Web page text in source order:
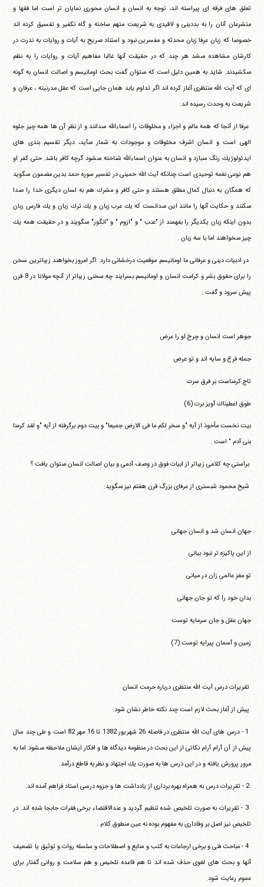
تعلق هاى فرقه اى پيراسته اند، توجه به انسان و انسان‏ ‏محورى نمايان تر است اما فقها و
متشرعان آنان را به بددينى و لاقيدى به‏ ‏شريعت متهم ساخته و گاه تكفير و تفسيق كرده اند
خصوصا كه زبان‏ ‏عرفا زبان محدثه و مفسرين نبود و استناد صريح به آيات و روايات به‏ ‏ندرت در
كارشان مشاهده مى‎شد هر چند كه در حقيقت آنها غالبا‏ ‏مفاهيم آيات و روايات را به نظم
مى‎كشيدند. شايد به همين دليل است‏ ‏كه مى‎توان گفت بحث اومانيسم و اصالت انسان به گونه
اى كه آيت الله‏ ‏منتظرى آغاز كرده اند اگر تداوم يابد همان جايى است كه عقل مدرنيته ،‏ ‏عرفان و
شريعت به وحدت رسيده اند.
‏ ‏عرفا از آنجا كه همه عالم و اجزاء و مخلوقات را اسماءالله مى‎دانند و‏ ‏از نظر آن ها همه چيز جلوه
الهى است و انسان اشرف مخلوقات و‏ ‏موجودات به شمار مى‎آيد، ديگر تقسيم بندى هاى
ايدئولوژيك رنگ‏ ‏مى‎بازد و انسان به عنوان اسماءالله شناخته مى‎شود گرچه كافر باشد.‏ ‏حتى كفر او
هم نوعى نغمه توحيدى است چنانكه آيت الله خمينى در‏ ‏تفسير سوره حمد بدين مضمون مى‎گويد
كه همگان به دنبال كمال‏ ‏مطلق هستند و حتى كافر و مشرك هم به لسان ديگرى خدا را صدا‏
‏مى‎كنند و حكايت آنها را مانند اين مى‎دانست كه يك عرب زبان و يك‏ ‏ترك زبان و يك فارس زبان
بدون اينكه زبان يكديگر را بفهمند از‏ ‏"عنب " و "ازوم " و "انگور" مى‎گويند و در حقيقت همه يك
چيز‏ ‏مى‎خواهند اما با سه زبان .
‏ ‏در ادبيات دينى و عرفانى ما اومانيسم موقعيت درخشانى دارد. اگر‏ ‏امروز بخواهند زيباترين سخن
را براى حقوق بشر و كرامت انسان و‏ ‏اومانيسم بسرايند چه سخنى زيباتر از آنچه مولانا در 8 قرن
پيش سرود‏ ‏و گفت :
‏جوهر است انسان و چرخ او را عرض ‏
‏جمله فرع و سايه اند و تو غرض ‏
‏تاج كرمناست بر فرق سرت ‏
‏طوق اعطيناك آويز برت (6)‏
‏بيت نخست مأخوذ از آيه "و سخر لكم ما فى الارض جميعا" و بيت دوم‏ ‏برگرفته از آيه "و لقد كرمنا
بنى آدم " است .
‏ ‏براستى چه كلامى زيباتر از ابيات فوق در وصف آدمى و بيان اصالت‏ ‏انسان مى‎توان يافت ؟
‏ ‏شيخ محمود شبسترى از عرفاى بزرگ قرن هفتم نيز مى‎گويد:
‏جهان انسان شد و انسان جهانى ‏
‏از اين پاكيزه تر نبود بيانى ‏
‏تو مغز عالمى زان در ميانى ‏
‏بدان خود را كه تو جان جهانى ‏
‏جهان عقل و جان سرمايه توست ‏
‏زمين و آسمان پيرايه توست (7)‏
‏ ‏تقريرات درس آيت الله منتظرى درباره حرمت انسان
‏ ‏پيش از آغاز بحث لازم است چند نكته خاطر نشان شود:
‏ ‏1 - درس هاى آيت الله منتظرى در فاصله 26 شهريور 1382 تا 16 مهر 82‏ ‏است و طى چند سال
پيش از آن آرام آرام نكاتى از اين بحث در منظومه‏ ‏ديدگاه ها و افكار ايشان ملاحظه مى‎شود اما به
مرور پرورش يافته و در اين‏ ‏درس ها به صورت يك اجتهاد و نظريه قاطع درآمد.
‏ ‏2 - تقريرات درس به همراه بهره بردارى از يادداشت ها و جزوه درسى‏ ‏استاد فراهم آمده اند.
‏ ‏3 - تقريرات به صورت تلخيص شده تنظيم گرديد و عندالاقتضاء‏ ‏برخى فقرات جابجا شده اند. در
تلخيص نيز اصل بر وفادارى به مفهوم بوده‏ ‏نه عين منطوق كلام .
‏ ‏4 - مباحث فنى و برخى ارجاعات به كتب و منابع و اصطلاحات و‏ ‏سلسله روات و توثيق يا تضعيف
آنها و بحث هاى لغوى حذف شده اند تا هم‏ ‏قاعده تلخيص و هم سلامت و روانى گفتار براى
عموم رعايت شود.
شماره ٨ کد پستی: 3713744381
تلفن 37740011-25-98+ تا 14